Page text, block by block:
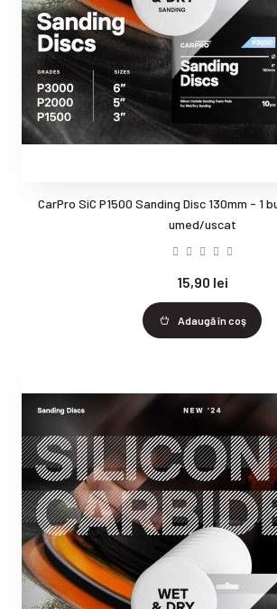
CarPro SiC P1500 Sanding Disc 130mm - 1
umed/uscat
15,90 lei
Adaugă în coş